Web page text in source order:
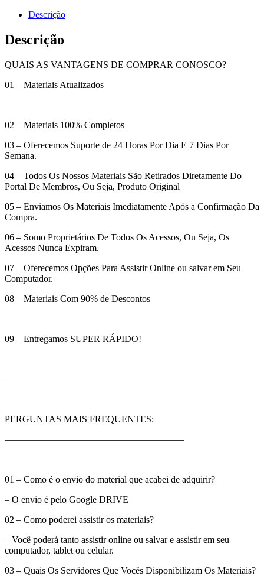
Descrição
Descrição
QUAIS AS VANTAGENS DE COMPRAR CONOSCO?
01 – Materiais Atualizados
02 – Materiais 100% Completos
03 – Oferecemos Suporte de 24 Horas Por Dia E 7 Dias Por
Semana.
04 – Todos Os Nossos Materiais São Retirados Diretamente Do
Portal De Membros, Ou Seja, Produto Original
05 – Enviamos Os Materiais Imediatamente Após a Confirmação Da
Compra.
06 – Somo Proprietários De Todos Os Acessos, Ou Seja, Os
Acessos Nunca Expiram.
07 – Oferecemos Opções Para Assistir Online ou salvar em Seu
Computador.
08 – Materiais Com 90% de Descontos
09 – Entregamos SUPER RÁPIDO!
———————————————————
PERGUNTAS MAIS FREQUENTES:
———————————————————
01 – Como é o envio do material que acabei de adquirir?
– O envio é pelo Google DRIVE
02 – Como poderei assistir os materiais?
– Você poderá tanto assistir online ou salvar e assistir em seu
computador, tablet ou celular.
03 – Quais Os Servidores Que Vocês Disponibilizam Os Materiais?